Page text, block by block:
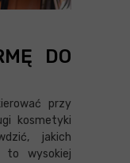
DO
przy
kosmetyki
jakich
to wysokiej